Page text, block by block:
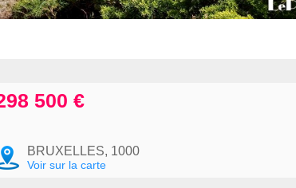
500 €
BRUXELLES, 1000
Voir sur la carte